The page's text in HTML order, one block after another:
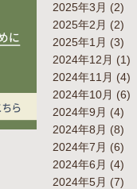
2025年3月 (2)
2025年2月 (2)
2025年1月 (3)
2024年12月 (1)
2024年11月 (4)
2024年10月 (6)
2024年9月 (4)
2024年8月 (8)
2024年7月 (6)
2024年6月 (4)
2024年5月 (7)